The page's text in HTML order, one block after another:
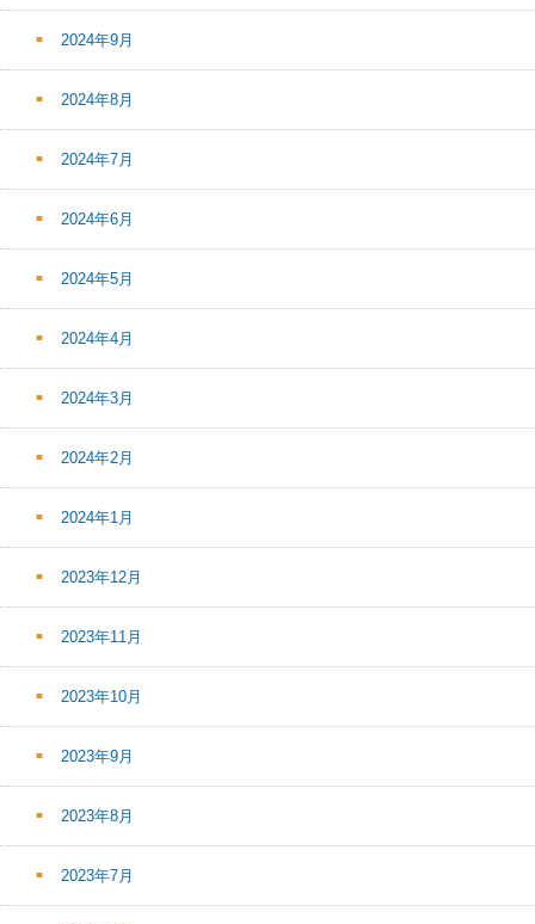
2024年9月
2024年8月
2024年7月
2024年6月
2024年5月
2024年4月
2024年3月
2024年2月
2024年1月
2023年12月
2023年11月
2023年10月
2023年9月
2023年8月
2023年7月